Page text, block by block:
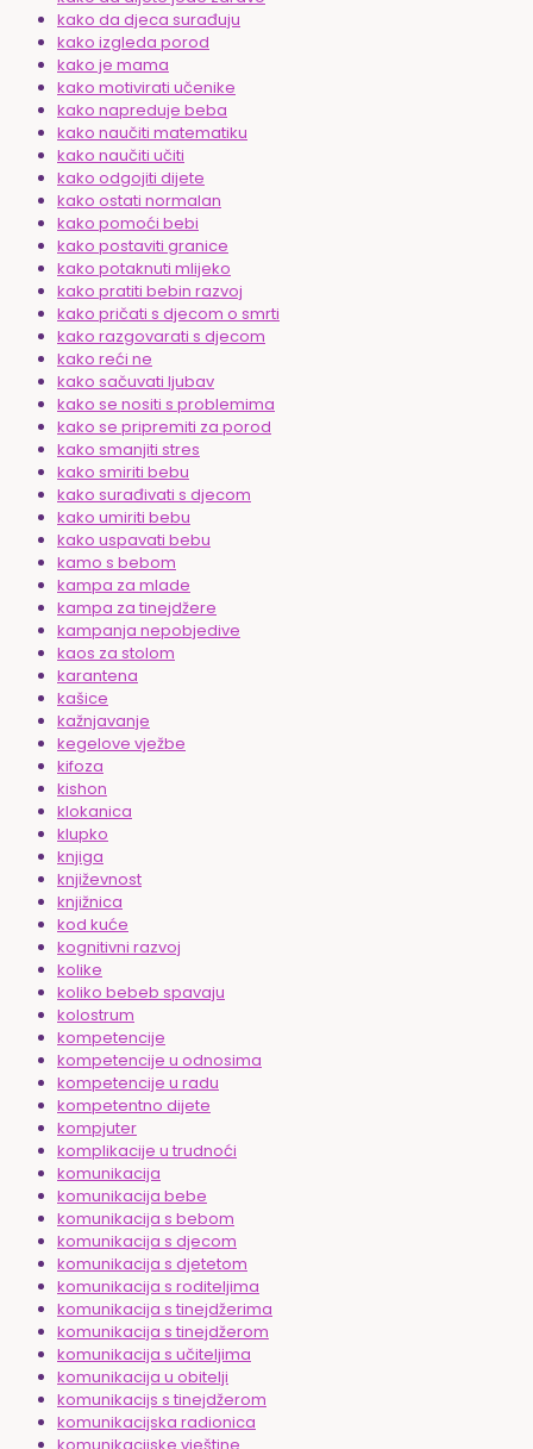
kako da djeca surađuju
kako izgleda porod
kako je mama
kako motivirati učenike
kako napreduje beba
kako naučiti matematiku
kako naučiti učiti
kako odgojiti dijete
kako ostati normalan
kako pomoći bebi
kako postaviti granice
kako potaknuti mlijeko
kako pratiti bebin razvoj
kako pričati s djecom o smrti
kako razgovarati s djecom
kako reći ne
kako sačuvati ljubav
kako se nositi s problemima
kako se pripremiti za porod
kako smanjiti stres
kako smiriti bebu
kako surađivati s djecom
kako umiriti bebu
kako uspavati bebu
kamo s bebom
kampa za mlade
kampa za tinejdžere
kampanja nepobjedive
kaos za stolom
karantena
kašice
kažnjavanje
kegelove vježbe
kifoza
kishon
klokanica
klupko
knjiga
književnost
knjižnica
kod kuće
kognitivni razvoj
kolike
koliko bebeb spavaju
kolostrum
kompetencije
kompetencije u odnosima
kompetencije u radu
kompetentno dijete
kompjuter
komplikacije u trudnoći
komunikacija
komunikacija bebe
komunikacija s bebom
komunikacija s djecom
komunikacija s djetetom
komunikacija s roditeljima
komunikacija s tinejdžerima
komunikacija s tinejdžerom
komunikacija s učiteljima
komunikacija u obitelji
komunikacijs s tinejdžerom
komunikacijska radionica